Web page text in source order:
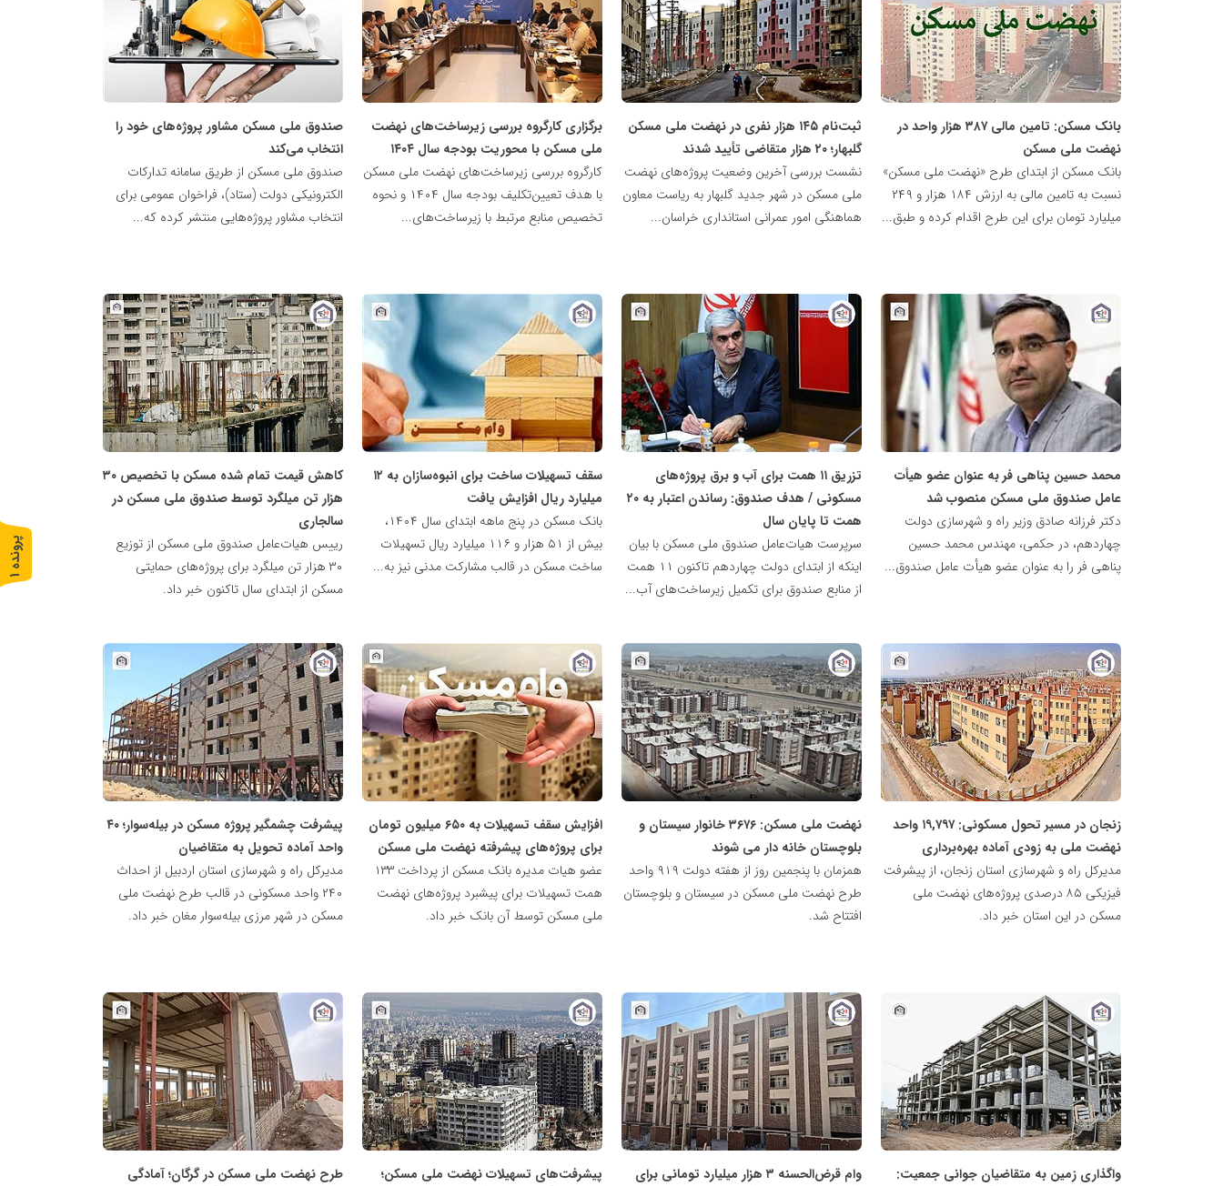
بانک مسکن: تامین مالی ۳۸۷ هزار واحد در
نهضت ملی مسکن
بانک مسکن از ابتدای طرح «نهضت ملی مسکن»
نسبت به تامین مالی به ارزش ۱۸۴ هزار و ۲۴۹
میلیارد تومان برای این طرح اقدام کرده و طبق...
خبری
نهضت
ملی
مسکن
ثبت‌نام ۱۴۵ هزار نفری در نهضت ملی مسکن
گلبهار؛ ۲۰ هزار متقاضی تأیید شدند
نشست بررسی آخرین وضعیت پروژه‌های نهضت
ملی مسکن در شهر جدید گلبهار به ریاست معاون
هماهنگی امور عمرانی استانداری خراسان...
خبری
نهضت
ملی
مسکن
برگزاری کارگروه بررسی زیرساخت‌های نهضت
ملی مسکن با محوریت بودجه سال ۱۴۰۴
کارگروه بررسی زیرساخت‌های نهضت ملی مسکن
با هدف تعیین‌تکلیف بودجه سال ۱۴۰۴ و نحوه
تخصیص منابع مرتبط با زیرساخت‌های...
خبری
نهضت
ملی
مسکن
صندوق ملی مسکن مشاور پروژه‌های خود را
انتخاب می‌کند
صندوق ملی مسکن از طریق سامانه تدارکات
الکترونیکی دولت (ستاد)، فراخوان عمومی برای
انتخاب مشاور پروژه‌هایی منتشر کرده که...
خبری
نهضت
ملی
محمد حسین پناهی فر به عنوان عضو هیأت
عامل صندوق ملی مسکن منصوب شد
دکتر فرزانه صادق وزیر راه و شهرسازی دولت
چهاردهم، در حکمی، مهندس محمد حسین
پناهی فر را به عنوان عضو هیأت عامل صندوق...
نهضت
ملی
مسکن
تزریق ۱۱ همت برای آب و برق پروژه‌های
مسکونی / هدف صندوق: رساندن اعتبار به ۲۰
همت تا پایان سال
سرپرست هیات‌عامل صندوق ملی مسکن با بیان
اینکه از ابتدای دولت چهاردهم تاکنون ۱۱ همت
از منابع صندوق برای تکمیل زیرساخت‌های آب...
ملی
مسکن
سقف تسهیلات ساخت برای انبوه‌سازان به ۱۲
میلیارد ریال افزایش یافت
بانک مسکن در پنج ماهه ابتدای سال ۱۴۰۴،
بیش از ۵۱ هزار و ۱۱۶ میلیارد ریال تسهیلات
ساخت مسکن در قالب مشارکت مدنی نیز به...
پایگاه
خبری
نهضت
ملی
مسکن
کاهش قیمت تمام شده مسکن با تخصیص ۳۰
هزار تن میلگرد توسط صندوق ملی مسکن در
سالجاری
رییس هیات‌عامل صندوق ملی مسکن از توزیع
۳۰ هزار تن میلگرد برای پروژه‌های حمایتی
مسکن از ابتدای سال تاکنون خبر داد.
پایگاه
خبری
نهضت
ملی
مسکن
زنجان در مسیر تحول مسکونی: ۱۹,۷۹۷ واحد
نهضت ملی به زودی آماده بهره‌برداری
مدیرکل راه و شهرسازی استان زنجان، از پیشرفت
فیزیکی ۸۵ درصدی پروژه‌های نهضت ملی
مسکن در این استان خبر داد.
پایگاه
خبری
نهضت
ملی
مسکن
نهضت ملی مسکن: ۳۶۷۶ خانوار سیستان و
بلوچستان خانه دار می شوند
همزمان با پنجمین روز از هفته دولت ۹۱۹ واحد
طرح نهضت ملی مسکن در سیستان و بلوچستان
افتتاح شد.
پایگاه
خبری
نهضت
ملی
مسکن
افزایش سقف تسهیلات به ۶۵۰ میلیون تومان
برای پروژه‌های پیشرفته نهضت ملی مسکن
عضو هیات مدیره بانک مسکن از پرداخت ۱۳۳
همت تسهیلات برای پیشبرد پروژه‌های نهضت
ملی مسکن توسط آن بانک خبر داد.
پایگاه
خبری
نهضت
ملی
مسکن
پیشرفت چشمگیر پروژه مسکن در بیله‌سوار؛ ۴۰
واحد آماده تحویل به متقاضیان
مدیرکل راه و شهرسازی استان اردبیل از احداث
۲۴۰ واحد مسکونی در قالب طرح نهضت ملی
مسکن در شهر مرزی بیله‌سوار مغان خبر داد.
پایگاه
خبری
نهضت
ملی
مسکن
واگذاری زمین به متقاضیان جوانی جمعیت:
پایگاه
خبری
نهضت
ملی
مسکن
وام قرض‌الحسنه ۳ هزار میلیارد تومانی برای
پایگاه
خبری
نهضت
ملی
مسکن
پیشرفت‌های تسهیلات نهضت ملی مسکن؛
پایگاه
خبری
نهضت
ملی
مسکن
طرح نهضت ملی مسکن در گرگان؛ آمادگی
نهضت
ملی
مسکن
پ
ر
و
ن
د
ه
1